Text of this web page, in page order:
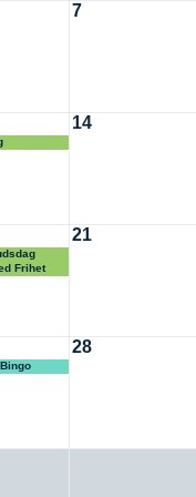
7
14
Frihet
21
28